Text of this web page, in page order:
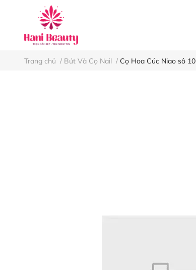
Trang chủ / Bút Và Cọ Nail / Cọ Hoa Cúc Niao sô 10